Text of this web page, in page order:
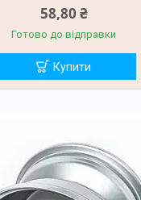
58,80 ₴
Готово до відправки
Купити